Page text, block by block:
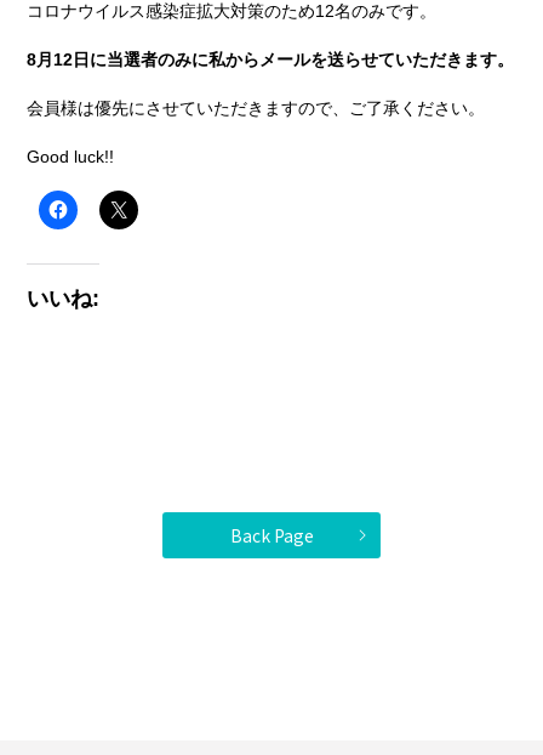
コロナウイルス感染症拡大対策のため12名のみです。
8月12日に当選者のみに私からメールを送らせていただきます。
会員様は優先にさせていただきますので、ご了承ください。
Good luck!!
いいね:
Back Page